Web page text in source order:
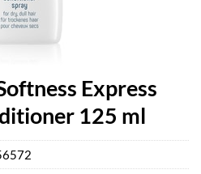
Express
125 ml